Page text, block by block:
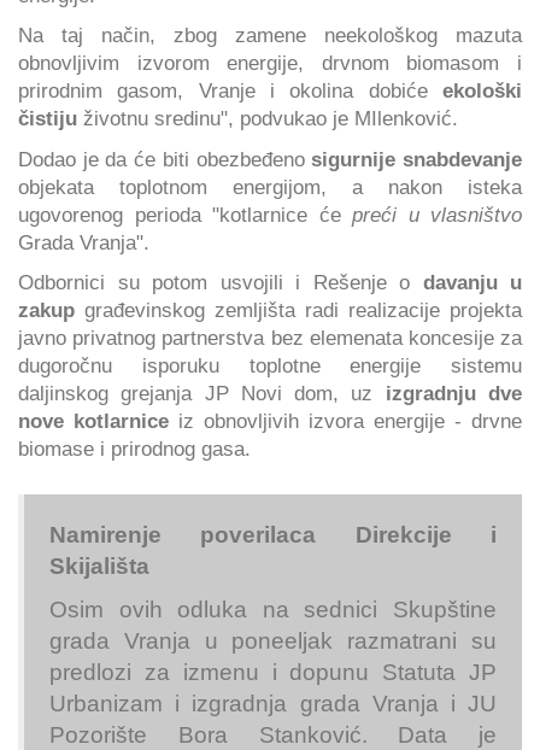
Na taj način, zbog zamene neekološkog mazuta
obnovljivim izvorom energije, drvnom biomasom i
prirodnim gasom, Vranje i okolina dobićeekološki
čistiju životnu sredinu", podvukao je MIlenković.
Dodao je da će biti obezbeđenosigurnije snabdevanje
objekata toplotnom energijom, a nakon isteka
ugovorenog perioda "kotlarnice će preći u vlasništvo
Grada Vranja".
Odbornici su potom usvojili i Rešenje o davanju u
zakup građevinskog zemljišta radi realizacije projekta
javno privatnog partnerstva bez elemenata koncesije za
dugoročnu isporuku toplotne energije sistemu
daljinskog grejanja JP Novi dom, uz izgradnju dve
nove kotlarnice iz obnovljivih izvora energije - drvne
biomase i prirodnog gasa.
Namirenje poverilaca Direkcije i
Skijališta
Osim ovih odluka na sednici Skupštine
grada Vranja u poneeljak razmatrani su
predlozi za izmenu i dopunu Statuta JP
Urbanizam i izgradnja grada Vranja i JU
Pozorište Bora Stanković. Data je